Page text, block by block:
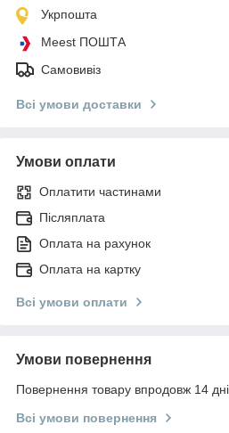
Укрпошта
Meest ПОШТА
Самовивіз
Всі умови доставки
Умови оплати
Оплатити частинами
Післяплата
Оплата на рахунок
Оплата на картку
Всі умови оплати
Умови повернення
Повернення товару впродовж 14
Всі умови повернення